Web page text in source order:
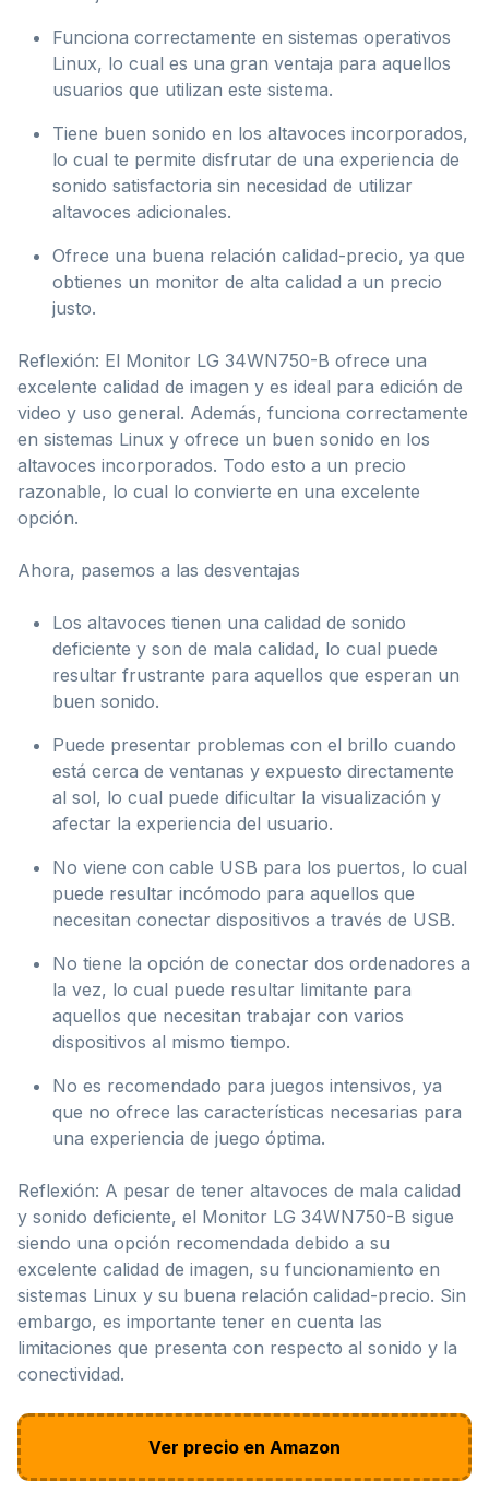
Funciona correctamente en sistemas operativos
Linux, lo cual es una gran ventaja para aquellos
usuarios que utilizan este sistema.
Tiene buen sonido en los altavoces incorporados,
lo cual te permite disfrutar de una experiencia de
sonido satisfactoria sin necesidad de utilizar
altavoces adicionales.
Ofrece una buena relación calidad-precio, ya que
obtienes un monitor de alta calidad a un precio
justo.
Reflexión: El Monitor LG 34WN750-B ofrece una
excelente calidad de imagen y es ideal para edición de
video y uso general. Además, funciona correctamente
en sistemas Linux y ofrece un buen sonido en los
altavoces incorporados. Todo esto a un precio
razonable, lo cual lo convierte en una excelente
opción.
Ahora, pasemos a las desventajas
Los altavoces tienen una calidad de sonido
deficiente y son de mala calidad, lo cual puede
resultar frustrante para aquellos que esperan un
buen sonido.
Puede presentar problemas con el brillo cuando
está cerca de ventanas y expuesto directamente
al sol, lo cual puede dificultar la visualización y
afectar la experiencia del usuario.
No viene con cable USB para los puertos, lo cual
puede resultar incómodo para aquellos que
necesitan conectar dispositivos a través de USB.
No tiene la opción de conectar dos ordenadores a
la vez, lo cual puede resultar limitante para
aquellos que necesitan trabajar con varios
dispositivos al mismo tiempo.
No es recomendado para juegos intensivos, ya
que no ofrece las características necesarias para
una experiencia de juego óptima.
Reflexión: A pesar de tener altavoces de mala calidad
y sonido deficiente, el Monitor LG 34WN750-B sigue
siendo una opción recomendada debido a su
excelente calidad de imagen, su funcionamiento en
sistemas Linux y su buena relación calidad-precio. Sin
embargo, es importante tener en cuenta las
limitaciones que presenta con respecto al sonido y la
conectividad.
Ver precio en Amazon